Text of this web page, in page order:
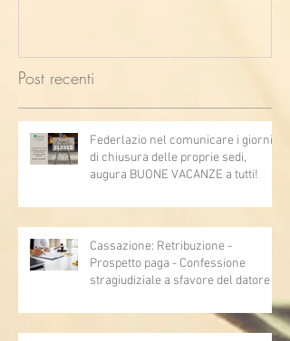
Post recenti
Federlazio nel comunicare i giorni
di chiusura delle proprie sedi,
augura BUONE VACANZE a tutti!
Cassazione: Retribuzione -
Prospetto paga - Confessione
stragiudiziale a sfavore del datore di
lavoro - Prova legale - Sussiste. (Cc,
articoli 1362, 2697, 2730, 2732, 2734
e 2735)